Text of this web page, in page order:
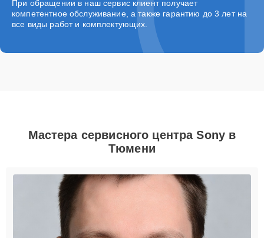
При обращении в наш сервис клиент получает
компетентное обслуживание, а также гарантию до 3 лет на
все виды работ и комплектующих.
Мастера сервисного центра Sony в
Тюмени